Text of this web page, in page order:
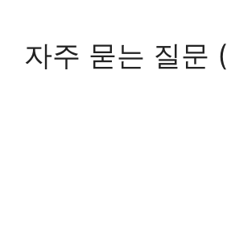
자주 묻는 질문